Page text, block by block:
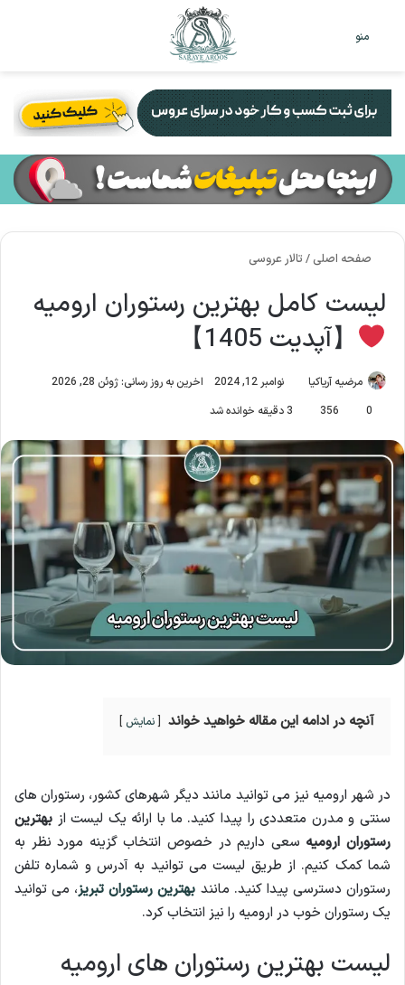
منو
صفحه اصلی / تالار عروسی
لیست کامل بهترین رستوران ارومیه
【آپدیت 1405】
مرضیه آریاکیا نوامبر 12, 2024
اخرین به روز رسانی: ژوئن 28, 2026
0
356
آنچه در ادامه این مقاله خواهید خواند نمایش
در شهر ارومیه نیز می توانید مانند دیگر شهرهای کشور، رستوران های
سنتی و مدرن متعددی را پیدا کنید. ما با ارائه یک لیست از بهترین
رستوران ارومیه سعی داریم در خصوص انتخاب گزینه مورد نظر به
شما کمک کنیم. از طریق لیست می توانید به آدرس و شماره تلفن
رستوران دسترسی پیدا کنید. مانند بهترین رستوران تبریز، می توانید
یک رستوران خوب در ارومیه را نیز انتخاب کرد.
لیست بهترین رستوران های ارومیه